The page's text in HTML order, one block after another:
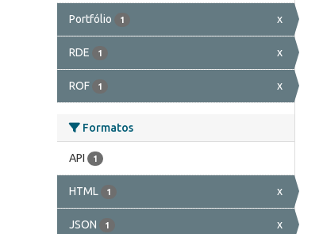
Portfólio 1 x
RDE 1 x
ROF 1 x
Formatos
API 1
HTML 1 x
JSON 1 x